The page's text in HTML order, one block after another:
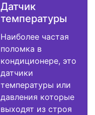
Датчик
температуры
Наиболее частая
поломка в
кондиционере, это
датчики
температуры или
давления которые
выходят из строя